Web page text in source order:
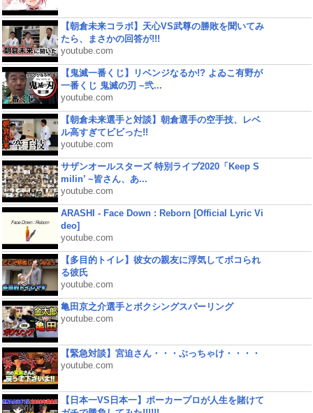
【朝倉未来コラボ】天心VS武尊の勝敗を聞いてみ
たら、まさかの回答が!!!
youtube.com
【鬼滅一番くじ】リベンジなるか!? よゐこ有野が
一番くじ 鬼滅の刃 ~弐...
youtube.com
【朝倉未来選手と対談】朝倉選手の空手技、レベ
ル高すぎてビビった!!
youtube.com
サザンオールスターズ 特別ライブ2020「Keep S
milin’ ~皆さん、あ...
youtube.com
ARASHI - Face Down : Reborn [Official Lyric Vi
deo]
youtube.com
【多目的トイレ】彼女の親友に浮気してボコられ
る彼氏
youtube.com
亀田京之介選手とボクシングスパーリング
youtube.com
【緊急対談】宮迫さん・・・ぶっちゃけ・・・・
youtube.com
【日本一VS日本一】ポーカープロが人生を賭けて